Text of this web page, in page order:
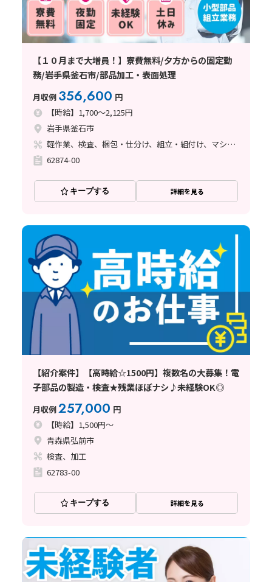
【１０月まで大増員！】寮費無料/夕方からの固定勤
務/岩手県釜石市/部品加工・表面処理
月収例 356,600 円
【時給】1,700～2,125円
岩手県釜石市
軽作業、検査、梱包・仕分け、組立・組付け、マシンオペレーター、立ち作業
62874-00
キープする 詳細を見る
【紹介案件】【高時給☆1500円】複数名の大募集！電
子部品の製造・検査★残業ほぼナシ♪未経験OK◎
月収例257,000 円
【時給】1,500円～
青森県弘前市
検査、加工
62783-00
キープする 詳細を見る